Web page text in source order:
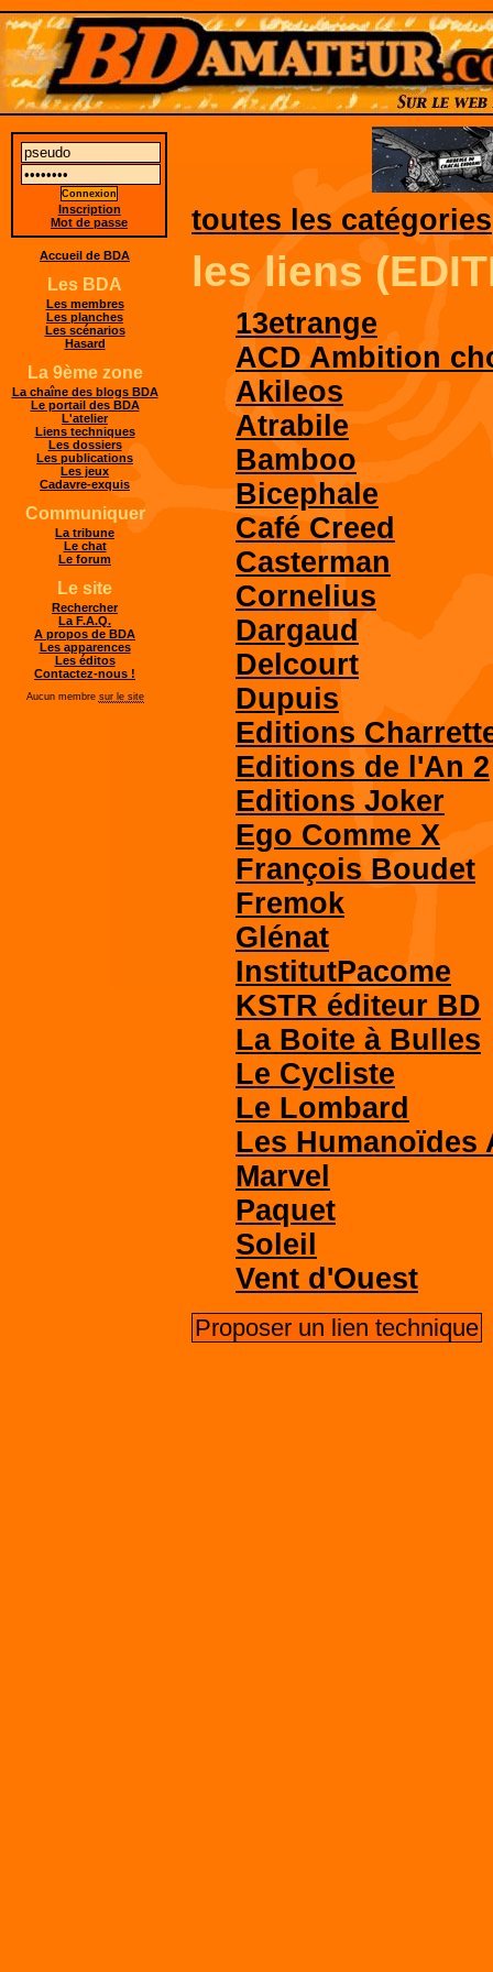
toutes les catégories
les liens
13etrange
ACD Ambition
Akileos
Atrabile
Bamboo
Bicephale
Café Creed
Casterman
Cornelius
Dargaud
Delcourt
Dupuis
Editions
Editions de l'An 2
Editions Joker
Ego Comme X
François Boudet
Fremok
Glénat
InstitutPacome
KSTR éditeur BD
La Boite à Bulles
Le Cycliste
Le Lombard
Les Humanoïdes
Marvel
Paquet
Soleil
Vent d'Ouest
Proposer un lien technique
Inscription
Mot de passe
Accueil de BDA
Les BDA
Les membres
Les planches
Les scénarios
Hasard
La 9ème zone
La chaîne des blogs BDA
Le portail des BDA
L'atelier
Liens techniques
Les dossiers
Les publications
Les jeux
Cadavre-exquis
Communiquer
La tribune
Le chat
Le forum
Le site
Rechercher
La F.A.Q.
A propos de BDA
Les apparences
Les éditos
Contactez-nous !
Aucun membre sur le site